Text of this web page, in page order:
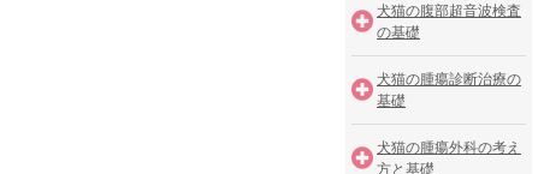
犬猫の腹部超音波検査
の基礎
犬猫の腫瘍診断治療の
基礎
犬猫の腫瘍外科の考え
方と基礎